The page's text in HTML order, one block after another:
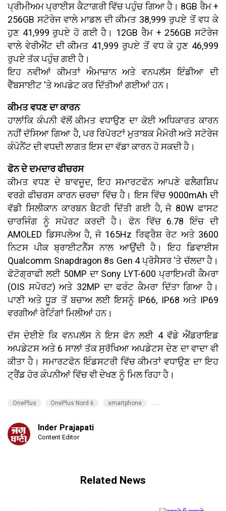
ਪ੍ਰੀਮੀਅਮ ਪ੍ਰਾਈਸ ਕੈਟਾਗਰੀ ਵਿੱਚ ਪਹੁੰਚ ਗਿਆ ਹੈ। 8GB ਰੈਮ +
256GB ਸਟੋਰੇਜ ਵਾਲੇ ਮਾਡਲ ਦੀ ਕੀਮਤ 38,999 ਰੁਪਏ ਤੋਂ ਵਧ ਕੇ
ਹੁਣ 41,999 ਰੁਪਏ ਹੋ ਗਈ ਹੈ। 12GB ਰੈਮ + 256GB ਸਟੋਰੇਜ
ਵਾਲੇ ਵੇਰੀਐਂਟ ਦੀ ਕੀਮਤ 41,999 ਰੁਪਏ ਤੋਂ ਵਧ ਕੇ ਹੁਣ 46,999
ਰੁਪਏ ਤੱਕ ਪਹੁੰਚ ਗਈ ਹੈ।
ਇਹ ਨਵੀਆਂ ਕੀਮਤਾਂ ਐਮਾਜ਼ਾਨ ਅਤੇ ਵਨਪਲੱਸ ਇੰਡੀਆ ਦੀ
ਵੈੱਬਸਾਈਟ 'ਤੇ ਅਪਡੇਟ ਕਰ ਦਿੱਤੀਆਂ ਗਈਆਂ ਹਨ।
ਕੀਮਤ ਵਧਣ ਦਾ ਕਾਰਨ
ਹਾਲਾਂਕਿ ਕੰਪਨੀ ਵੱਲੋਂ ਕੀਮਤ ਵਧਾਉਣ ਦਾ ਕੋਈ ਅਧਿਕਾਰਤ ਕਾਰਨ
ਨਹੀਂ ਦੱਸਿਆ ਗਿਆ ਹੈ, ਪਰ ਰਿਪੋਰਟਾਂ ਮੁਤਾਬਕ ਮੈਮੋਰੀ ਅਤੇ ਸਟੋਰੇਜ
ਕੰਪੋਨੈਂਟ ਦੀ ਵਧਦੀ ਲਾਗਤ ਇਸ ਦਾ ਵੱਡਾ ਕਾਰਨ ਹੋ ਸਕਦੀ ਹੈ।
ਫੋਨ ਦੇ ਦਮਦਾਰ ਫੀਚਰਸ
ਕੀਮਤ ਵਧਣ ਦੇ ਬਾਵਜੂਦ, ਇਹ ਸਮਾਰਟਫੋਨ ਆਪਣੇ ਫਲੈਗਸ਼ਿਪ
ਵਰਗੇ ਫੀਚਰਸ ਕਾਰਨ ਚਰਚਾ ਵਿੱਚ ਹੈ। ਇਸ ਵਿੱਚ 9000mAh ਦੀ
ਵੱਡੀ ਸਿਲੀਕਾਨ ਕਾਰਬਨ ਬੈਟਰੀ ਦਿੱਤੀ ਗਈ ਹੈ, ਜੋ 80W ਫਾਸਟ
ਚਾਰਜਿੰਗ ਨੂੰ ਸਪੋਰਟ ਕਰਦੀ ਹੈ। ਫੋਨ ਵਿੱਚ 6.78 ਇੰਚ ਦੀ
AMOLED ਡਿਸਪਲੇਅ ਹੈ, ਜੋ 165Hz ਰਿਫ੍ਰੈਸ਼ ਰੇਟ ਅਤੇ 3600
ਨਿਟਸ ਪੀਕ ਬ੍ਰਾਈਟਨੈੱਸ ਨਾਲ ਆਉਂਦੀ ਹੈ। ਇਹ ਡਿਵਾਈਸ
Qualcomm Snapdragon 8s Gen 4 ਪ੍ਰੋਸੈਸਰ 'ਤੇ ਚੱਲਦਾ ਹੈ।
ਫੋਟੋਗ੍ਰਾਫੀ ਲਈ 50MP ਦਾ Sony LYT-600 ਪ੍ਰਾਇਮਰੀ ਕੈਮਰਾ
(OIS ਸਪੋਰਟ) ਅਤੇ 32MP ਦਾ ਫਰੰਟ ਕੈਮਰਾ ਦਿੱਤਾ ਗਿਆ ਹੈ।
ਪਾਣੀ ਅਤੇ ਧੂੜ ਤੋਂ ਬਚਾਅ ਲਈ ਇਸਨੂੰ IP66, IP68 ਅਤੇ IP69
ਵਰਗੀਆਂ ਰੇਟਿੰਗਾਂ ਮਿਲੀਆਂ ਹਨ।
ਦੱਸ ਦੇਈਏ ਕਿ ਵਨਪਲੱਸ ਨੇ ਇਸ ਫੋਨ ਲਈ 4 ਵੱਡੇ ਐਂਡਰਾਇਡ
ਅਪਡੇਟਸ ਅਤੇ 6 ਸਾਲਾਂ ਤੱਕ ਸੁਰੱਖਿਆ ਅਪਡੇਟਸ ਦੇਣ ਦਾ ਵਾਦਾ ਵੀ
ਕੀਤਾ ਹੈ। ਸਮਾਰਟਫੋਨ ਇੰਡਸਟਰੀ ਵਿੱਚ ਕੀਮਤਾਂ ਵਧਾਉਣ ਦਾ ਇਹ
ਟ੍ਰੈਂਡ ਹੋਰ ਕੰਪਨੀਆਂ ਵਿੱਚ ਵੀ ਦੇਖਣ ਨੂੰ ਮਿਲ ਰਿਹਾ ਹੈ।
OnePlus OnePlus Nord 6 smartphone
Inder Prajapati
Content Editor
Related News